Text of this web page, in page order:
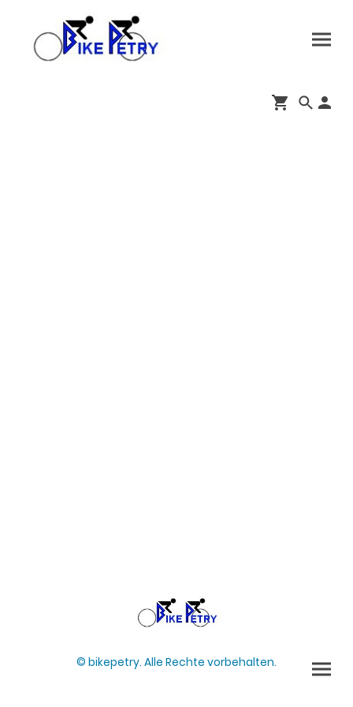
© bikepetry. Alle Rechte vorbehalten.